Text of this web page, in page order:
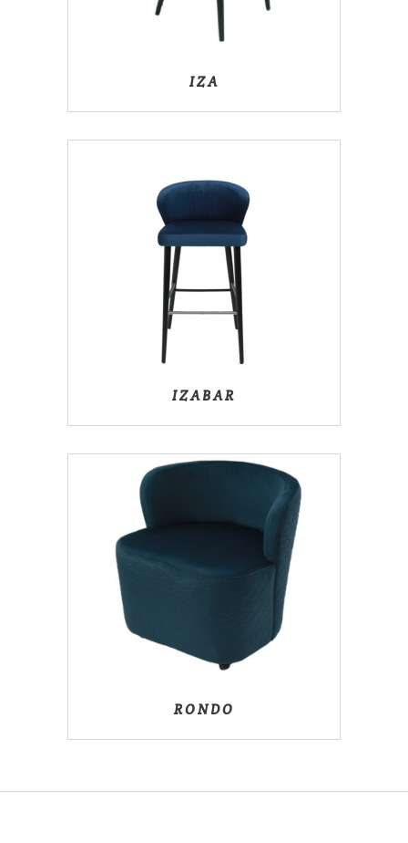
IZA
IZABAR
RONDO